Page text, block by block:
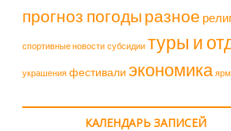
прогноз погоды разное
спортивные новости субсидии туры и
украшения фестивали экономика
КАЛЕНДАРЬ ЗАПИСЕЙ